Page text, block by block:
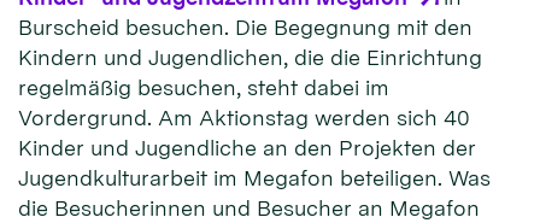
Burscheid besuchen. Die Begegnung mit den
Kindern und Jugendlichen, die die Einrichtung
regelmäßig besuchen, steht dabei im
Vordergrund. Am Aktionstag werden sich 40
Kinder und Jugendliche an den Projekten der
Jugendkulturarbeit im Megafon beteiligen. Was
die Besucherinnen und Besucher an Megafon